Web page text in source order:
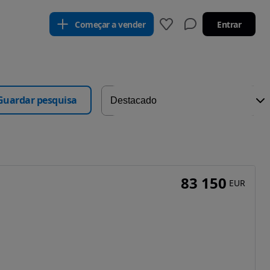
Começar a vender Entrar
pesquisa
83 150 EUR